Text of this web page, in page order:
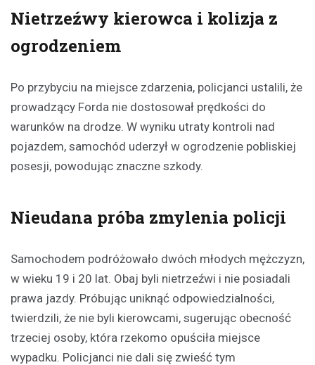
Nietrzeźwy kierowca i kolizja z
ogrodzeniem
Po przybyciu na miejsce zdarzenia, policjanci ustalili, że
prowadzący Forda nie dostosował prędkości do
warunków na drodze. W wyniku utraty kontroli nad
pojazdem, samochód uderzył w ogrodzenie pobliskiej
posesji, powodując znaczne szkody.
Nieudana próba zmylenia policji
Samochodem podróżowało dwóch młodych mężczyzn,
w wieku 19 i 20 lat. Obaj byli nietrzeźwi i nie posiadali
prawa jazdy. Próbując uniknąć odpowiedzialności,
twierdzili, że nie byli kierowcami, sugerując obecność
trzeciej osoby, która rzekomo opuściła miejsce
wypadku. Policjanci nie dali się zwieść tym